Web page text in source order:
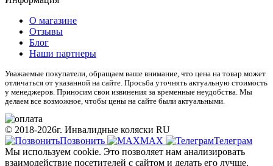
О магазине
Отзывы
Блог
Наши партнеры
Уважаемые покупатели, обращаем ваше внимание, что цена на товар может
отличаться от указанной на сайте. Просьба уточнять актуальную стоимость
у менеджеров. Приносим свои извинения за временные неудобства. Мы
делаем все возможное, чтобы цены на сайте были актуальными.
© 2018-2026г. Инвалидные коляски RU
Позвонить
МАХ
Телеграм
Мы используем cookie. Это позволяет нам анализировать
взаимодействие посетителей с сайтом и делать его лучше.